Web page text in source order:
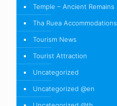
Temple – Ancient Remains
Tha Ruea Accommodations
Tourism News
Tourist Attraction
Uncategorized
Uncategorized @en